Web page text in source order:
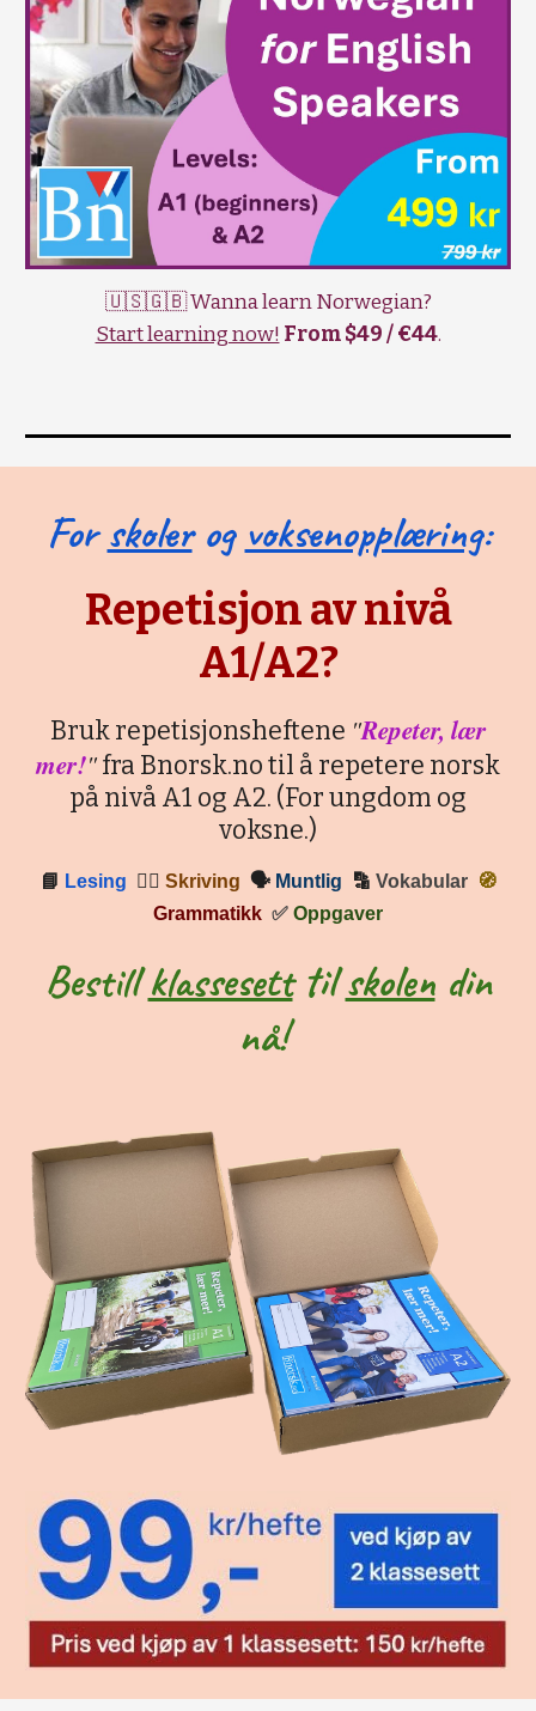
🇺🇸🇬🇧 Wanna learn Norwegian?
Start learning now! From $49 / €44.
Forskolerog voksenopplæring:
Repetisjon av nivå
A1/A2?
Bruk repetisjonsheftene "Repeter, lær
mer!"fra Bnorsk.no til å repetere norsk
på nivå A1 og A2. (For ungdom og
voksne.)
📘 Lesing ✍🏼 Skriving 🗣 Muntlig 🔡 Vokabular
🧭
Grammatikk ✅ Oppgaver
Bestillklassesetttilskolendin
nå!